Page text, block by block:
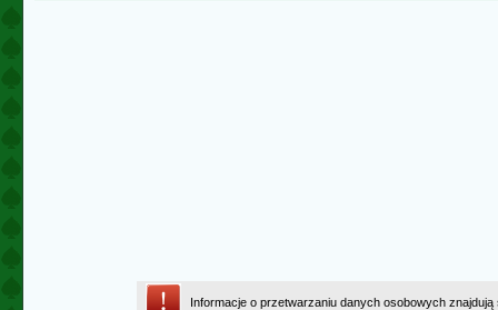
Informacje o przetwarzaniu danych osobowych